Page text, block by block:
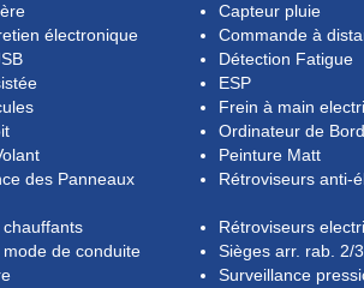
Capteur pluie
électronique
Commande à
Détection Fatigue
ESP
Frein à main
Ordinateur de Bord
Peinture Matt
des Panneaux
Rétroviseurs anti-
Rétroviseurs
de conduite
Sièges arr. rab. 2/3
Surveillance